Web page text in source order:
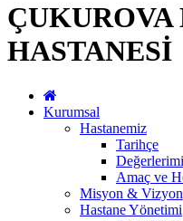
ÇUKUROVA
HASTANESİ
Kurumsal
Hastanemiz
Tarihçe
Amaç ve
Misyon & Vizyon
Hastane Yönetimi